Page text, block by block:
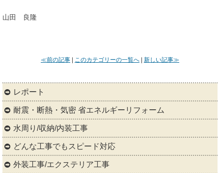
山田 良隆
≪前の記事 このカテゴリーの一覧へ 新しい記事≫
レポート
耐震・断熱・気密 省エネルギーリフォーム
水周り/収納/内装工事
どんな工事でもスピード対応
外装工事/エクステリア工事